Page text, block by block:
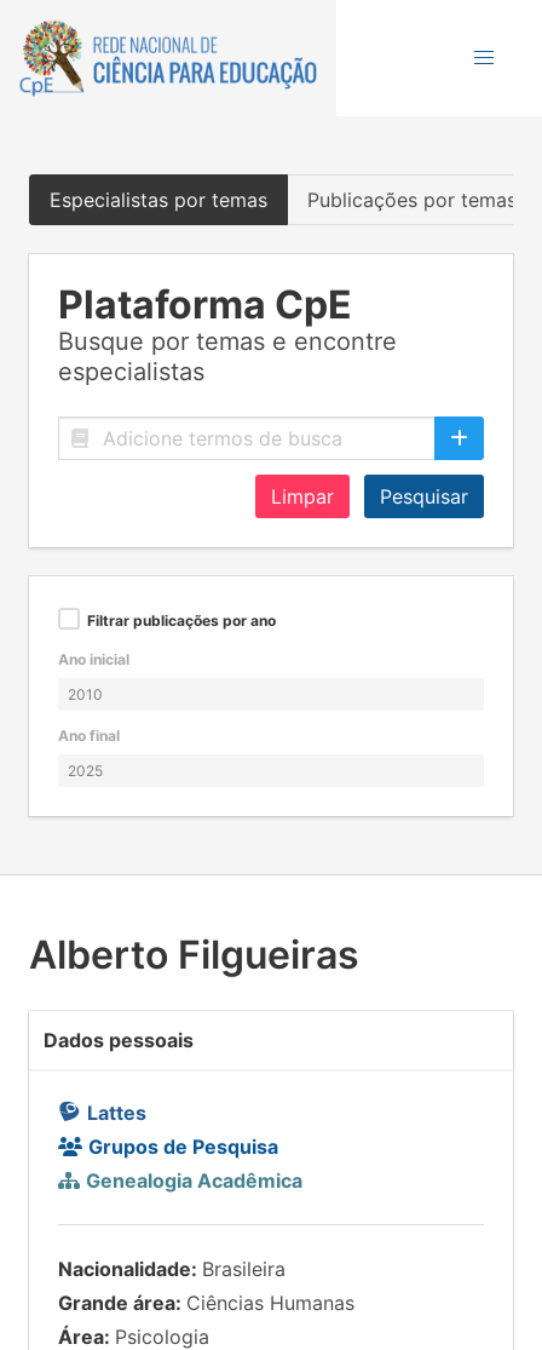
Especialistas por temas Publicações por temas
Plataforma CpE
Busque por temas e encontre
especialistas
Limpar Pesquisar
Filtrar publicações por ano
Ano inicial
Ano final
Alberto Filgueiras
Dados pessoais
Lattes
Grupos de Pesquisa
Genealogia Acadêmica
Nacionalidade: Brasileira
Grande área: Ciências Humanas
Área: Psicologia